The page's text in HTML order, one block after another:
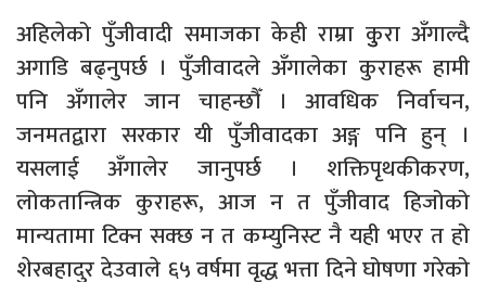
अहिलेको पुँजीवादी समाजका केही राम्रा कुुरा अँगाल्दै
अगाडि बढ्नुपर्छ । पुँजीवादले अँगालेका कुराहरू हामी
पनि अँगालेर जान चाहन्छौँ । आवधिक निर्वाचन,
जनमतद्वारा सरकार यी पुँजीवादका अङ्ग पनि हुन् ।
यसलाई अँगालेर जानुपर्छ । शक्तिपृथकीकरण,
लोकतान्त्रिक कुराहरू, आज न त पुँजीवाद हिजोको
मान्यतामा टिक्न सक्छ न त कम्युनिस्ट नै यही भएर त हो
शेरबहादुर देउवाले ६५ वर्षमा वृद्ध भत्ता दिने घोषणा गरेको